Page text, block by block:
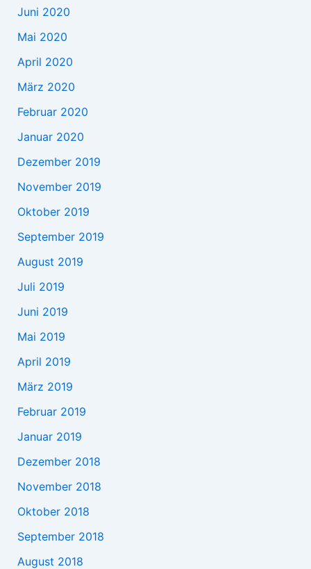
Juni 2020
Mai 2020
April 2020
März 2020
Februar 2020
Januar 2020
Dezember 2019
November 2019
Oktober 2019
September 2019
August 2019
Juli 2019
Juni 2019
Mai 2019
April 2019
März 2019
Februar 2019
Januar 2019
Dezember 2018
November 2018
Oktober 2018
September 2018
August 2018